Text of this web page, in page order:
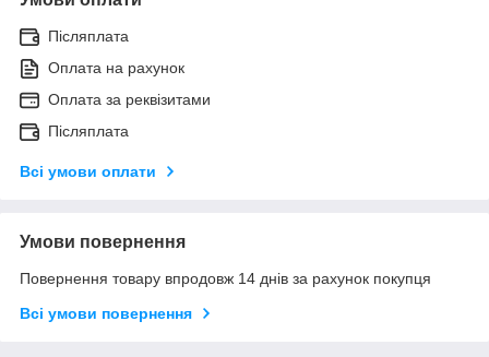
Післяплата
Оплата на рахунок
Оплата за реквізитами
Післяплата
Всі умови оплати
Умови повернення
Повернення товару впродовж 14 днів за рахунок покупця
Всі умови повернення